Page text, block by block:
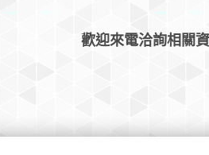
歡迎來電洽詢相關